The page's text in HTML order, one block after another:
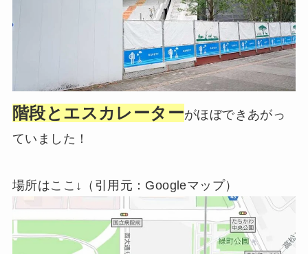
階段とエスカレーターがほぼできあがっ
ていました！
場所はここ↓（引用元：Googleマップ）